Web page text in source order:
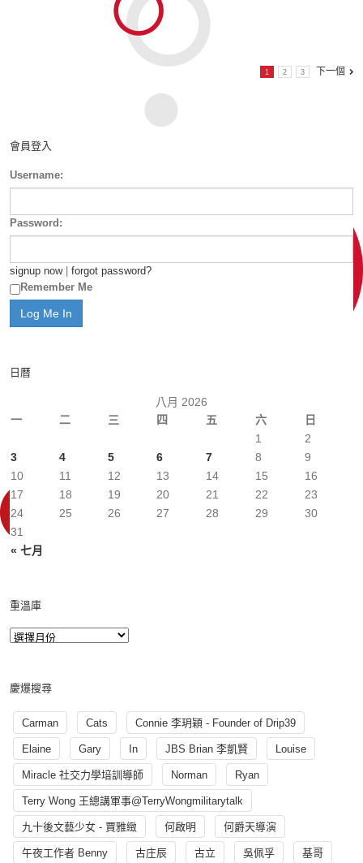
1 2 3 下一個
會員登入
Username:
Password:
signup now| forgot password?
Remember Me
日曆
八月 2026
一
二 三 四 五 六 日
« 七月
1
2
3
4 5 6 7 8
9
10
11 12 13 14 15
16
17
18 19 20 21 22
23
24
25 26 27 28 29
30
31
重溫庫
慶爆搜尋
Carman Cats Connie 李玥穎 - Founder of Drip39
Elaine Gary In JBS Brian 李凱賢 Louise
Miracle 社交力學培訓導師 Norman Ryan
Terry Wong 王總講軍事@TerryWongmilitarytalk
九十後文藝少女 - 賈雅緻 何啟明 何爵天導演
午夜工作者 Benny 古庄辰 古立 吳佩孚 基哥